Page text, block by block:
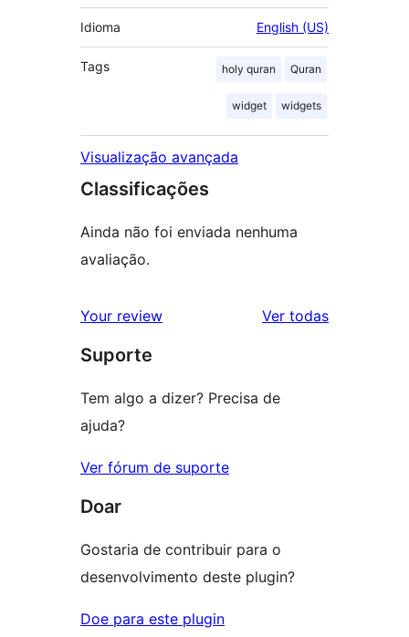
Idioma English (US)
Tags holy quran Quran
widget widgets
Visualização avançada
Classificações
Ainda não foi enviada nenhuma
avaliação.
Your review Ver todasavaliações
Suporte
Tem algo a dizer? Precisa de
ajuda?
Ver fórum de suporte
Doar
Gostaria de contribuir para o
desenvolvimento deste plugin?
Doe para este plugin